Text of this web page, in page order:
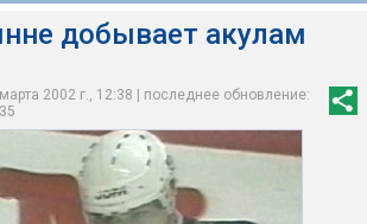
добывает акулам
2002 г., 12:38 | последнее обновление: